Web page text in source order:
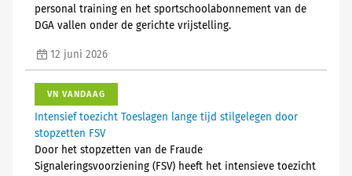
personal training en het sportschoolabonnement van de
DGA vallen onder de gerichte vrijstelling.
12 juni 2026
VN VANDAAG
Intensief toezicht Toeslagen lange tijd stilgelegen door
stopzetten FSV
Door het stopzetten van de Fraude
Signaleringsvoorziening (FSV) heeft het intensieve toezicht